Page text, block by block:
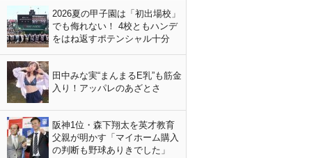
2026夏の甲子園は「初出場校」
でも侮れない！ 4校ともハンデ
をはね返すポテンシャル十分
田中みな実“まんまるE乳”も筋金
入り！アッパレのあざとさ
阪神1位・森下翔太を英才教育
父親が明かす「マイホーム購入
の判断も野球ありきでした」